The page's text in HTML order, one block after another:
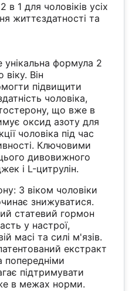
1 для чоловіків усіх
життєздатності та
унікальна формула 2
віку. Він
підвищити
чоловіка,
що вже в
оксид азоту для
чоловіка під час
Ключовими
дивовижного
і L-цитрулін.
З віком чоловіки
знижуватися.
статевий гормон
у настрої,
масі та силі м'язів.
екстракт
попередніми
підтримувати
в межах норми.